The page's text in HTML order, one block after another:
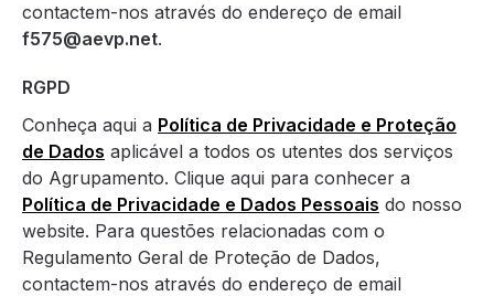
contactem-nos através do endereço de email
f575@aevp.net.
RGPD
Conheça aqui a Política de Privacidade e Proteção
de Dados aplicável a todos os utentes dos serviços
do Agrupamento. Clique aqui para conhecer a
Política de Privacidade e Dados Pessoais do nosso
website. Para questões relacionadas com o
Regulamento Geral de Proteção de Dados,
contactem-nos através do endereço de email